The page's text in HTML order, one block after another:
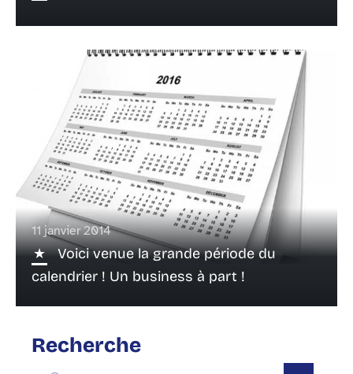
11 janvier 2014
Voici venue la grande période du
calendrier ! Un business à part !
Recherche